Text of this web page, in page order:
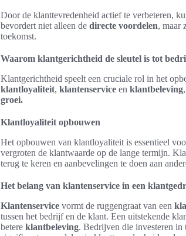
Door de klanttevredenheid actief te verbeteren,
bevordert niet alleen de directe voordelen, maar
toekomst.
Waarom klantgerichtheid de sleutel is tot
Klantgerichtheid speelt een cruciale rol in het
klantloyaliteit, klantenservice en klantbeleving
groei.
Klantloyaliteit opbouwen
Het opbouwen van klantloyaliteit is essentieel
vergroten de klantwaarde op de lange termijn.
terug te keren en aanbevelingen te doen aan
Het belang van klantenservice in een
Klantenservice vormt de ruggengraat van een
tussen het bedrijf en de klant. Een uitstekende
betere klantbeleving. Bedrijven die investeren